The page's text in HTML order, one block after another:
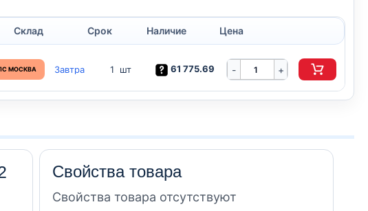
Склад Срок Наличие Цена
МОСКВА Завтра 1 шт 61 775.69 - +
Свойства товара
Свойства товара отсутствуют